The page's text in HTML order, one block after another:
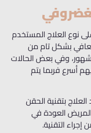
نوع العلاج المستخدم
بشكل تام من
الانزلاق الغضروفي مدة تتراوح من 2-4 شهور، وفي بعض الحالات
أسرعفربما يتم
بتقنية الحقن
العودة في
التقنية.